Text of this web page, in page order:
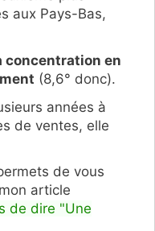
aux Pays-Bas,
concentration en
(8,6° donc).
années à
de ventes, elle
de vous
article
de dire "Une